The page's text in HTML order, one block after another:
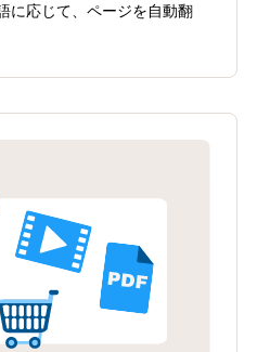
に応じて、ページを自動翻